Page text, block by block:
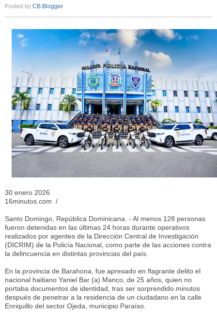
Posted by CB Blogger
30 enero 2026
16minutos.com /
Santo Domingo, República Dominicana. - Al menos 128 personas
fueron detenidas en las últimas 24 horas durante operativos
realizados por agentes de la Dirección Central de Investigación
(DICRIM) de la Policía Nacional, como parte de las acciones contra
la delincuencia en distintas provincias del país.
En la provincia de Barahona, fue apresado en flagrante delito el
nacional haitiano Yaniel Bar (a) Manco, de 25 años, quien no
portaba documentos de identidad, tras ser sorprendido minutos
después de penetrar a la residencia de un ciudadano en la calle
Enriquillo del sector Ojeda, municipio Paraíso.